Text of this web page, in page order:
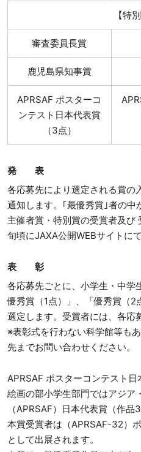
【特
審査委員長賞
鹿児島県知事賞
APRSAF ポスターコ
ンテスト日本代表賞
（3点）
発 表
各応募先により選定される賞の
通知します。｢最優秀賞｣者の中
主催者賞・特別賞の受賞者及び
旬頃にJAXA公開WEBサイトに
表 彰
各応募先ごとに、小学生・中学
優秀賞（1点）」、「優秀賞（
選定します。受賞者には、各応
※表彰式を行わない科学館等も
先までお問い合わせください。
APRSAF ポスターコンテスト日
絵画の部小学生部門ではアジア
（APRSAF）日本代表賞（作品
本賞受賞者は（APRSAF-32）
として出展されます。